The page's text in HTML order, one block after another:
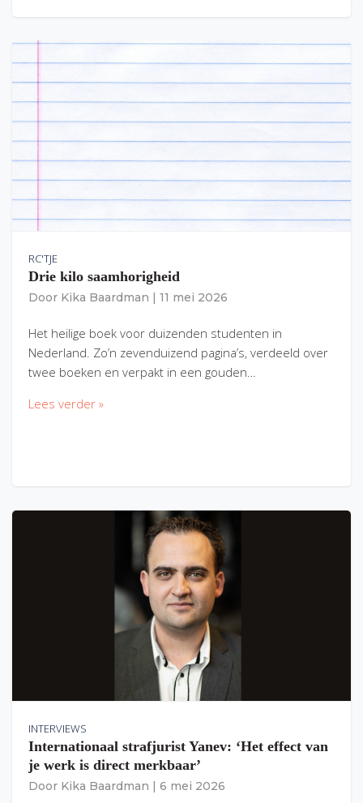
RC'TJE
Drie kilo saamhorigheid
Door Kika Baardman 11 mei 2026
Het heilige boek voor duizenden studenten in
Nederland. Zo’n zevenduizend pagina’s, verdeeld over
twee boeken en verpakt in een gouden…
Lees verder »
INTERVIEWS
Internationaal strafjurist Yanev: ‘Het effect van
je werk is direct merkbaar’
Door Kika Baardman 6 mei 2026